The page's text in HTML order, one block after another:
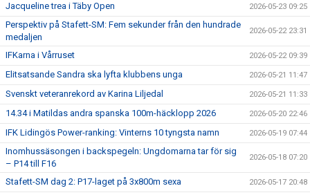
Jacqueline trea i Täby Open 2026-05-23 09:25
Perspektiv på Stafett-SM: Fem sekunder från den hundrade
medaljen
2026-05-22 23:31
IFKarna i Vårruset 2026-05-22 09:39
Elitsatsande Sandra ska lyfta klubbens unga 2026-05-21 11:47
Svenskt veteranrekord av Karina Liljedal 2026-05-21 11:33
14.34 i Matildas andra spanska 100m-häcklopp 2026 2026-05-20 22:46
IFK Lidingös Power-ranking: Vinterns 10 tyngsta namn 2026-05-19 07:44
Inomhussäsongen i backspegeln: Ungdomarna tar för sig
– P14 till F16
2026-05-18 07:20
Stafett-SM dag 2: P17-laget på 3x800m sexa 2026-05-17 20:48